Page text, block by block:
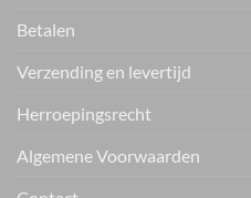
Betalen
Verzending en levertijd
Herroepingsrecht
Algemene Voorwaarden
ter Horst mode bruine